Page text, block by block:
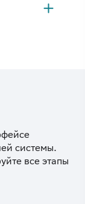
системы.
все этапы